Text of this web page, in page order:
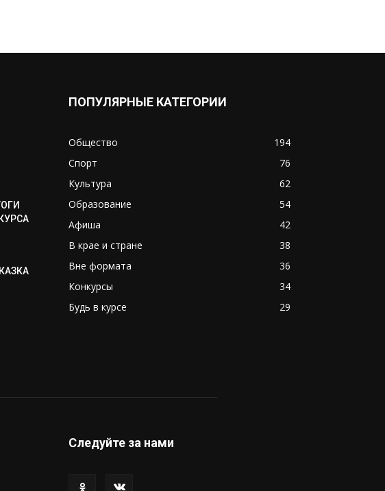
ПОПУЛЯРНЫЕ КАТЕГОРИИ
Общество
194
Спорт
76
Культура
62
Образование
54
Афиша
42
В крае и стране
38
Вне формата
36
Конкурсы
34
Будь в курсе
29
Следуйте за нами